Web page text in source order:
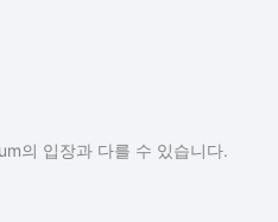
의 입장과 다를 수 있습니다.